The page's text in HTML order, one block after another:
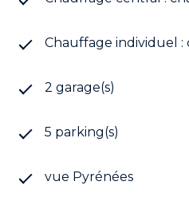
Chauffage individuel :
2 garage(s)
5 parking(s)
vue Pyrénées